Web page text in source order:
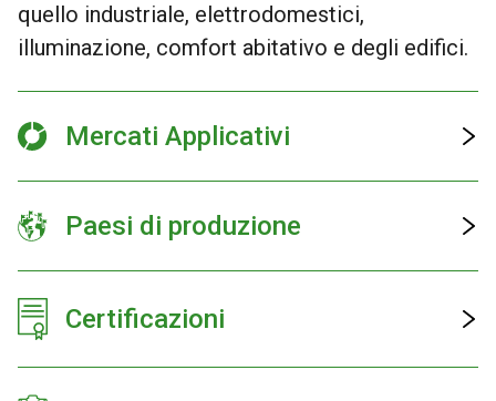
quello industriale, elettrodomestici,
illuminazione, comfort abitativo e degli edifici.
Mercati Applicativi
Paesi di produzione
Certificazioni